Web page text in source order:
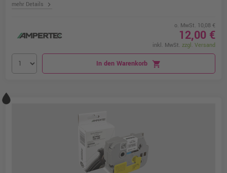
mehr Details chevron_right
o. MwSt. 10,08 €
12,00 €
inkl. MwSt. zzgl. Versand
In den Warenkorb shopping_cart